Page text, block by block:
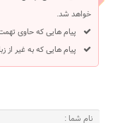
خواهد شد.
پیام هایی که حاوی
پیام هایی که به غیر از